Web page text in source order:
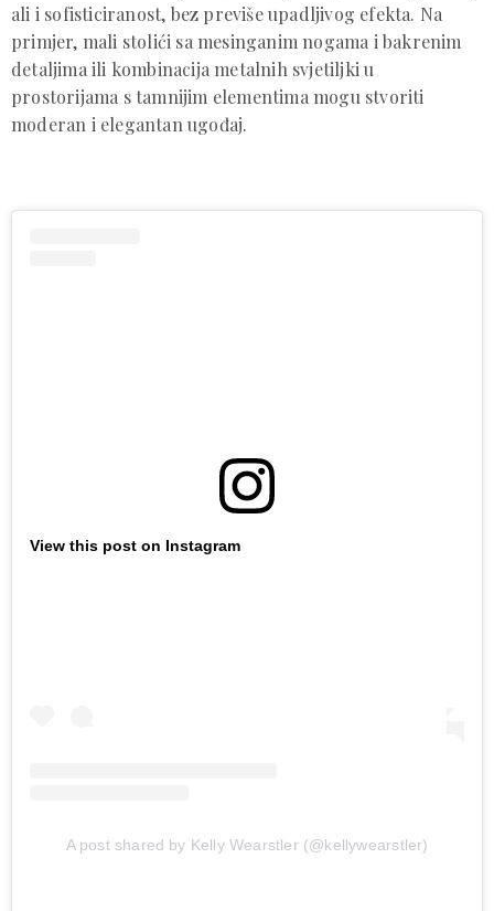
ali i sofisticiranost, bez previše upadljivog efekta. Na
primjer, mali stolići sa mesinganim nogama i bakrenim
detaljima ili kombinacija metalnih svjetiljki u
prostorijama s tamnijim elementima mogu stvoriti
moderan i elegantan ugođaj.
View this post on Instagram
A post shared by Kelly Wearstler (@kellywearstler)